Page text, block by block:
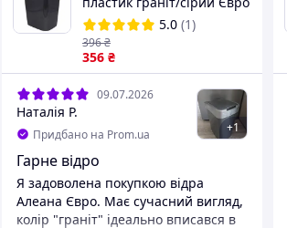
Алеана
5.0 (1)
356 ₴
396₴
09.07.2026
Наталія Р.
Придбано на Prom.ua +1
Гарне відро
Я задоволена покупкою відра
Алеана Євро. Має сучасний вигляд,
колір "граніт" ідеально вписався в